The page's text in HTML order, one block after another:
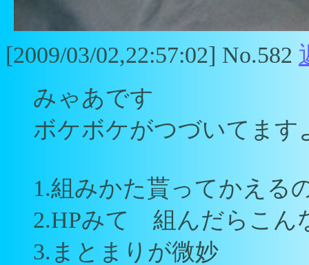
[2009/03/02,22:57:02] No.582
みゃあです
ボケボケがつづいてます
1.組みかた貰ってかえる
2.HPみて 組んだらこん
3.まとまりが微妙